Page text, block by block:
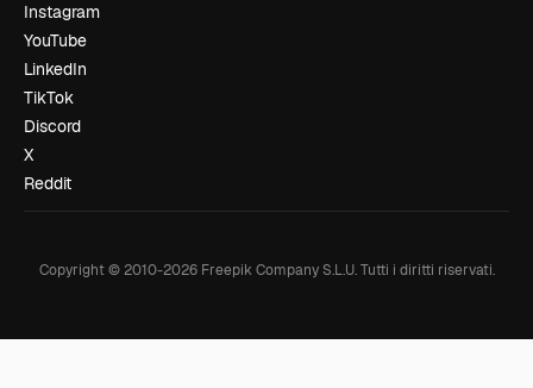
Instagram
YouTube
LinkedIn
TikTok
Discord
X
Reddit
Copyright © 2010-2026Freepik Company S.L.U. Tutti i diritti riservati.